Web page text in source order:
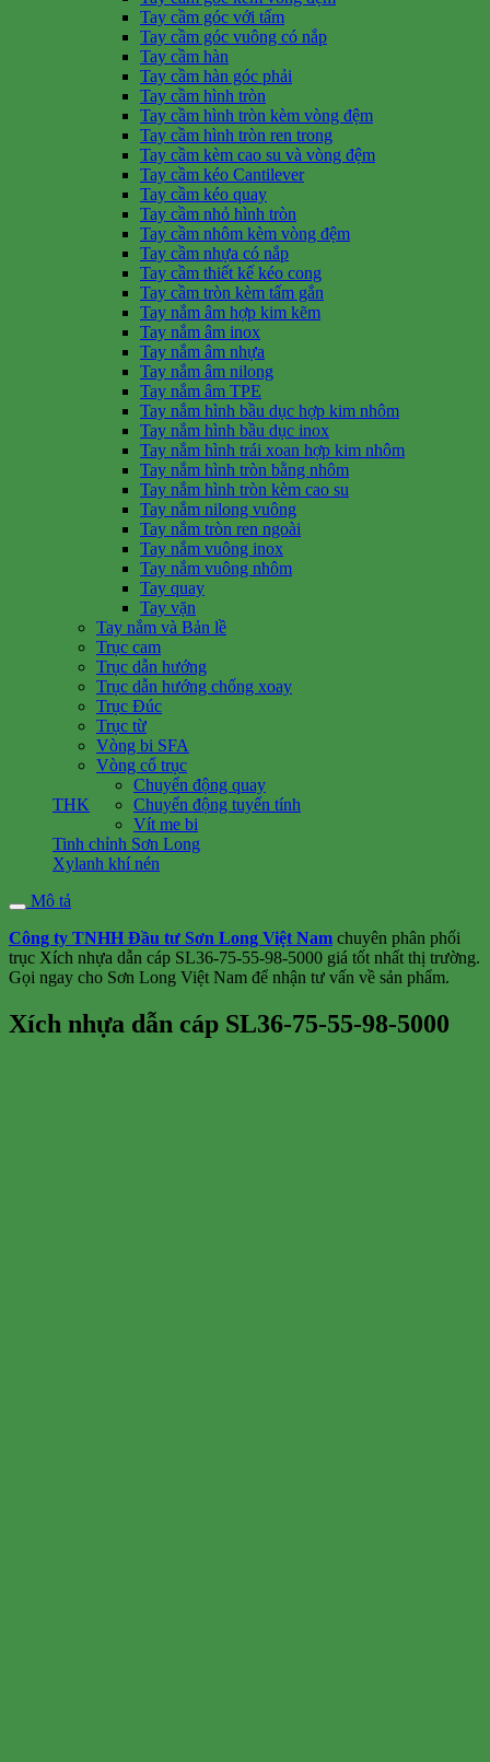
Tay cầm góc với tấm
Tay cầm góc vuông có nắp
Tay cầm hàn
Tay cầm hàn góc phải
Tay cầm hình tròn
Tay cầm hình tròn kèm vòng đệm
Tay cầm hình tròn ren trong
Tay cầm kèm cao su và vòng đệm
Tay cầm kéo Cantilever
Tay cầm kéo quay
Tay cầm nhỏ hình tròn
Tay cầm nhôm kèm vòng đệm
Tay cầm nhựa có nắp
Tay cầm thiết kế kéo cong
Tay cầm tròn kèm tấm gắn
Tay nắm âm hợp kim kẽm
Tay nắm âm inox
Tay nắm âm nhựa
Tay nắm âm nilong
Tay nắm âm TPE
Tay nắm hình bầu dục hợp kim nhôm
Tay nắm hình bầu dục inox
Tay nắm hình trái xoan hợp kim nhôm
Tay nắm hình tròn bằng nhôm
Tay nắm hình tròn kèm cao su
Tay nắm nilong vuông
Tay nắm tròn ren ngoài
Tay nắm vuông inox
Tay nắm vuông nhôm
Tay quay
Tay vặn
Tay nắm và Bản lề
Trục cam
Trục dẫn hướng
Trục dẫn hướng chống xoay
Trục Đúc
Trục từ
Vòng bi SFA
Vòng cổ trục
THK
Chuyển động quay
Chuyển động tuyến tính
Vít me bi
Tinh chỉnh Sơn Long
Xylanh khí nén
Mô tả
Công ty TNHH Đầu tư Sơn Long Việt Nam chuyên phân phối
trục Xích nhựa dẫn cáp SL36-75-55-98-5000 giá tốt nhất thị trường.
Gọi ngay cho Sơn Long Việt Nam để nhận tư vấn về sản phẩm.
Xích nhựa dẫn cáp SL36-75-55-98-5000